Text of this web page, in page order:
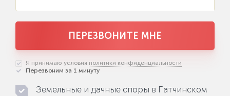
ПЕРЕЗВОНИТЕ МНЕ
Я принимаю условия политики конфиденциальности
Перезвоним за 1 минуту
Земельные и дачные споры в Гатчинском